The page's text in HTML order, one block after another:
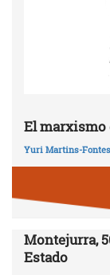
El marxismo
Yuri Martins-Fontes
Montejurra,
Estado